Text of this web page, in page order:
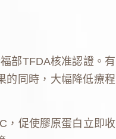
部TFDA核准認證。有
的同時，大幅降低療程
，促使膠原蛋白立即收